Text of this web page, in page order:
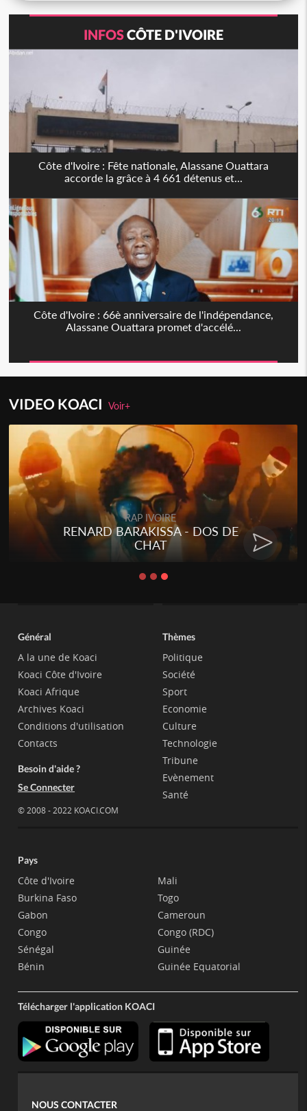
INFOSCÔTE D'IVOIRE
Côte d'Ivoire : Fête nationale, Alassane Ouattara
accorde la grâce à 4 661 détenus et...
Côte d'Ivoire : 66è anniversaire de l'indépendance,
Alassane Ouattara promet d'accélé...
VIDEO KOACIVoir+
Talakaka - ÉTÉRÉRÉ
Général
A la une de Koaci
Koaci Côte d'Ivoire
Koaci Afrique
Archives Koaci
Conditions d'utilisation
Contacts
Besoin d'aide ?
Se Connecter
© 2008 - 2022 KOACI.COM
Thèmes
Politique
Société
Sport
Economie
Culture
Technologie
Tribune
Evènement
Santé
Pays
Côte d'Ivoire
Burkina Faso
Gabon
Congo
Sénégal
Bénin
Mali
Togo
Cameroun
Congo (RDC)
Guinée
Guinée Equatorial
Télécharger l'application KOACI
NOUS CONTACTER